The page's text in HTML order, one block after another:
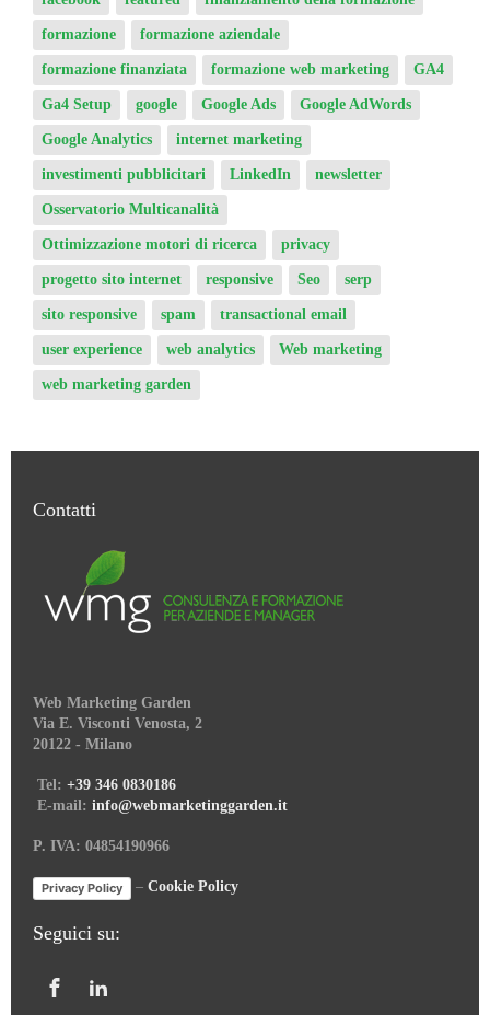
formazione formazione aziendale
formazione finanziata formazione web marketing GA4
Ga4 Setup google Google Ads Google AdWords
Google Analytics internet marketing
investimenti pubblicitari LinkedIn newsletter
Osservatorio Multicanalità
Ottimizzazione motori di ricerca privacy
progetto sito internet responsive Seo serp
sito responsive spam transactional email
user experience web analytics Web marketing
web marketing garden
Contatti
Web Marketing Garden
Via E. Visconti Venosta, 2
20122 - Milano
Tel: +39 346 0830186
E-mail: info@webmarketinggarden.it
P. IVA: 04854190966
Privacy Policy Cookie Policy
Seguici su: